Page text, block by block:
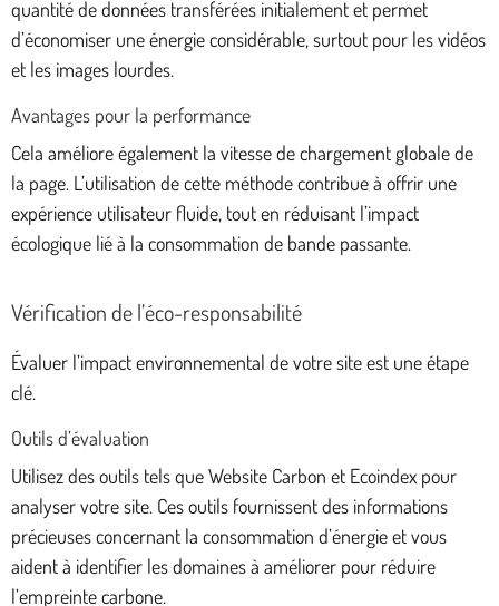
quantité de données transférées initialement et permet
d’économiser une énergie considérable, surtout pour les vidéos
et les images lourdes.
Avantages pour la performance
Cela améliore également la vitesse de chargement globale de
la page. L’utilisation de cette méthode contribue à offrir une
expérience utilisateur fluide, tout en réduisant l’impact
écologique lié à la consommation de bande passante.
Vérification de l’éco-responsabilité
Évaluer l’impact environnemental de votre site est une étape
clé.
Outils d’évaluation
Utilisez des outils tels que Website Carbon et Ecoindex pour
analyser votre site. Ces outils fournissent des informations
précieuses concernant la consommation d’énergie et vous
aident à identifier les domaines à améliorer pour réduire
l’empreinte carbone.